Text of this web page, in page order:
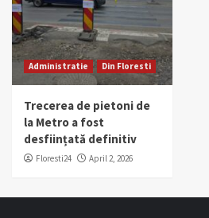
Administratie Din Floresti
Trecerea de pietoni de
la Metro a fost
desființată definitiv
Floresti24 April 2, 2026